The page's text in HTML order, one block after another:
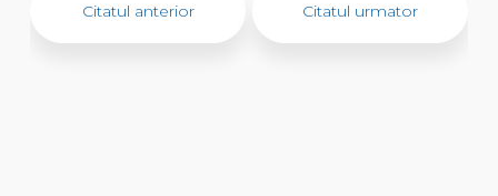
Citatul anterior Citatul urmator